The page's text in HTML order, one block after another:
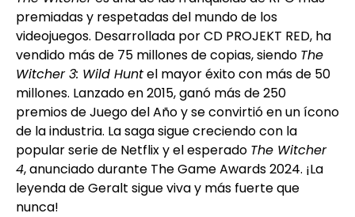
premiadas y respetadas del mundo de los
videojuegos. Desarrollada por CD PROJEKT RED, ha
vendido más de 75 millones de copias, siendo The
Witcher 3: Wild Huntel mayor éxito con más de 50
millones. Lanzado en 2015, ganó más de 250
premios de Juego del Año y se convirtió en un ícono
de la industria. La saga sigue creciendo con la
popular serie de Netflix y el esperado The Witcher
4, anunciado durante The Game Awards 2024. ¡La
leyenda de Geralt sigue viva y más fuerte que
nunca!